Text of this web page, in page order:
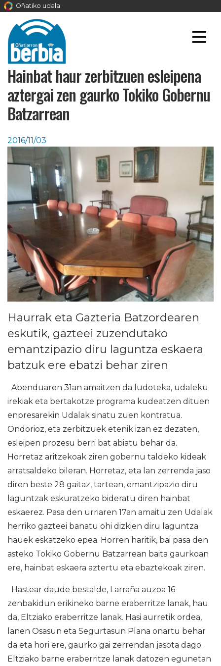
Oñatiko udala
Hainbat haur zerbitzuen esleipena
aztergai zen gaurko Tokiko Gobernu
Batzarrean
2016/11/03
Haurrak eta Gazteria Batzordearen
eskutik, gazteei zuzendutako
emantzipazio diru laguntza eskaera
batzuk ere ebatzi behar ziren
Abenduaren 31an amaitzen da ludoteka, udaleku
irekiak eta bertakotze programa kudeatzen dituen
enpresarekin Udalak sinatu zuen kontratua.
Ondorioz, eta zerbitzuek etenik izan ez dezaten,
esleipen prozesu berri bat abiatu behar da.
Horretaz aritzekoak ziren gobernu taldeko kideak
arratsaldeko bileran. Horretaz, eta lan zerrenda jaso
diren beste 28 gaitaz, tartean, emantzipazio diru
laguntzak eskuratzeko bideratu diren hainbat
eskaerez. Pasa den urriaren 17an amaitu zen Udalak
herriko gazteei banatu ohi dizkien diru laguntza
hauek eskatzeko epea. Horren haritik, bai pasa den
asteko Tokiko Gobernu Batzarrean baita gaurkoan
ere, hainbat eskaera aztertu eta ebaztekoak ziren.
Hastear daude bestalde, Larraña auzoa 16
zenbakidun erikineko barne eraberritze lanak, hau
da, Eltziako eraberritze lanak. Hasi aurretik ordea,
lanen Osasun eta Segurtasun Plana onartu behar
da eta hori ere, gaurko gai zerrendan jasota dago.
Eltziako barne eraberritze lanak datozen egunetan